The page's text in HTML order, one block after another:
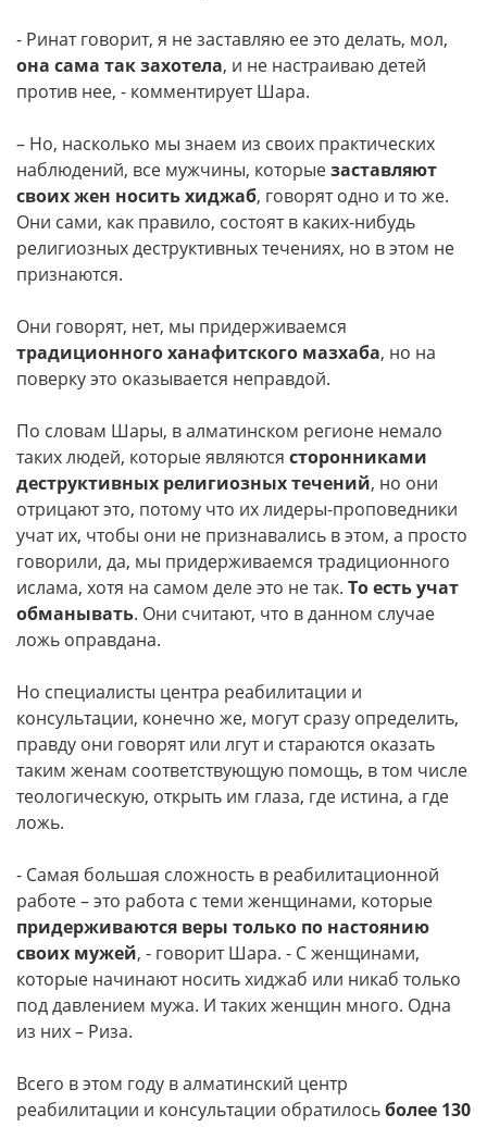
- Ринат говорит, я не заставляю ее это делать, мол,
она сама так захотела, и не настраиваю детей
против нее, - комментирует Шара.
– Но, насколько мы знаем из своих практических
наблюдений, все мужчины, которыезаставляют
своих жен носить хиджаб, говорят одно и то же.
Они сами, как правило, состоят в каких-нибудь
религиозных деструктивных течениях, но в этом не
признаются.
Они говорят, нет, мы придерживаемся
традиционного ханафитского мазхаба, но на
поверку это оказывается неправдой.
По словам Шары, в алматинском регионе немало
таких людей, которые являются сторонниками
деструктивных религиозных течений, но они
отрицают это, потому что их лидеры-проповедники
учат их, чтобы они не признавались в этом, а просто
говорили, да, мы придерживаемся традиционного
ислама, хотя на самом деле это не так. То есть учат
обманывать. Они считают, что в данном случае
ложь оправдана.
Но специалисты центра реабилитации и
консультации, конечно же, могут сразу определить,
правду они говорят или лгут и стараются оказать
таким женам соответствующую помощь, в том числе
теологическую, открыть им глаза, где истина, а где
ложь.
- Самая большая сложность в реабилитационной
работе – это работа с теми женщинами, которые
придерживаются веры только по настоянию
своих мужей, - говорит Шара. - С женщинами,
которые начинают носить хиджаб или никаб только
под давлением мужа. И таких женщин много. Одна
из них – Риза.
Всего в этом году в алматинский центр
реабилитации и консультации обратилосьболее 130